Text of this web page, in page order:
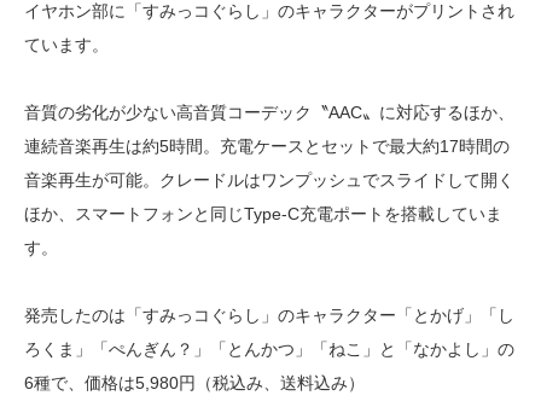
イヤホン部に「すみっコぐらし」のキャラクターがプリントされ
ています。
音質の劣化が少ない高音質コーデック〝AAC〟に対応するほか、
連続音楽再生は約5時間。充電ケースとセットで最大約17時間の
音楽再生が可能。クレードルはワンプッシュでスライドして開く
ほか、スマートフォンと同じType-C充電ポートを搭載していま
す。
発売したのは「すみっコぐらし」のキャラクター「とかげ」「し
ろくま」「ぺんぎん？」「とんかつ」「ねこ」と「なかよし」の
6種で、価格は5,980円（税込み、送料込み）